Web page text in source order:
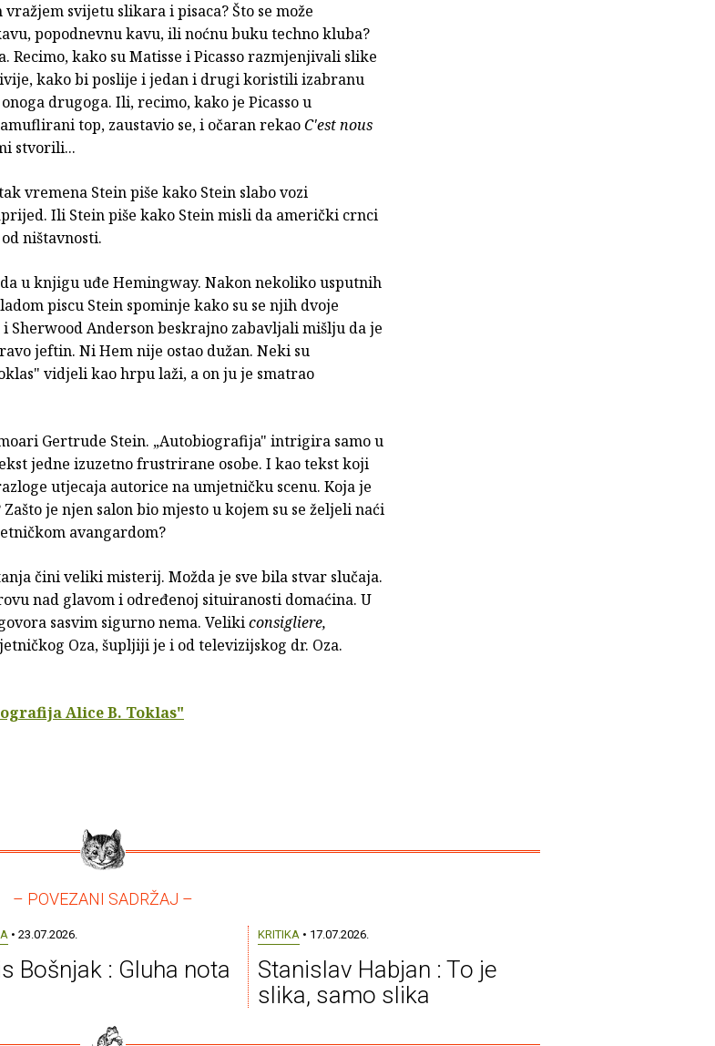
svijetu slikara i pisaca? Što se može
popodnevnu kavu, ili noćnu buku techno kluba?
Recimo, kako su Matisse i Picasso razmjenjivali slike
kako bi poslije i jedan i drugi koristili izabranu
drugoga. Ili, recimo, kako je Picasso u
top, zaustavio se, i očaran rekaoC'est nous
stvorili...
vremena Stein piše kako Stein slabo vozi
Ili Stein piše kako Stein misli da američki crnci
ništavnosti.
u knjigu uđe Hemingway. Nakon nekoliko usputnih
piscu Stein spominje kako su se njih dvoje
i Sherwood Anderson beskrajno zabavljali mišlju da je
jeftin. Ni Hem nije ostao dužan. Neki su
vidjeli kao hrpu laži, a on ju je smatrao
Gertrude Stein. „Autobiografija" intrigira samo u
jedne izuzetno frustrirane osobe. I kao tekst koji
utjecaja autorice na umjetničku scenu. Koja je
je njen salon bio mjesto u kojem su se željeli naći
avangardom?
čini veliki misterij. Možda je sve bila stvar slučaja.
nad glavom i određenoj situiranosti domaćina. U
sasvim sigurno nema. Velikiconsigliere,
Oza, šupljiji je i od televizijskog dr. Oza.
Alice B. Toklas"
– POVEZANI SADRŽAJ –
• 23.07.2026.
Bošnjak : Gluha nota
KRITIKA• 17.07.2026.
Stanislav Habjan : To je
slika, samo slika